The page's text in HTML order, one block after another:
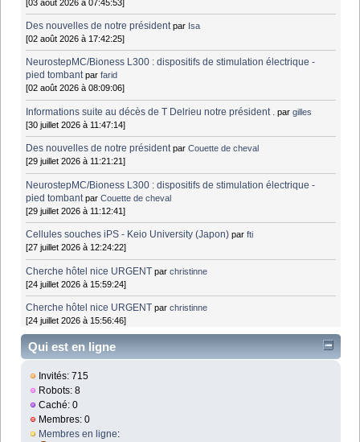
[03 août 2026 à 07:45:53]
Des nouvelles de notre président par Isa
[02 août 2026 à 17:42:25]
NeurostepMC/Bioness L300 : dispositifs de stimulation électrique -
pied tombant parfarid
[02 août 2026 à 08:09:06]
Informations suite au décès de T Delrieu notre président . pargilles
[30 juillet 2026 à 11:47:14]
Des nouvelles de notre président parCouette de cheval
[29 juillet 2026 à 11:21:21]
NeurostepMC/Bioness L300 : dispositifs de stimulation électrique -
pied tombant parCouette de cheval
[29 juillet 2026 à 11:12:41]
Cellules souches iPS - Keio University (Japon) parfti
[27 juillet 2026 à 12:24:22]
Cherche hôtel nice URGENT parchristinne
[24 juillet 2026 à 15:59:24]
Cherche hôtel nice URGENT parchristinne
[24 juillet 2026 à 15:56:46]
Qui est en ligne
Invités: 715
Robots: 8
Caché: 0
Membres: 0
Membres en ligne: